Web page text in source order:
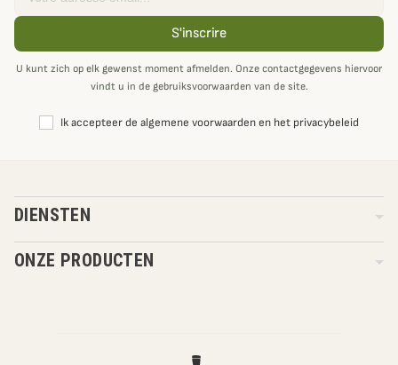
S'inscrire
U kunt zich op elk gewenst moment afmelden. Onze contactgegevens hiervoor
vindt u in de gebruiksvoorwaarden van de site.
Ik accepteer de algemene voorwaarden en het privacybeleid
DIENSTEN
ONZE PRODUCTEN